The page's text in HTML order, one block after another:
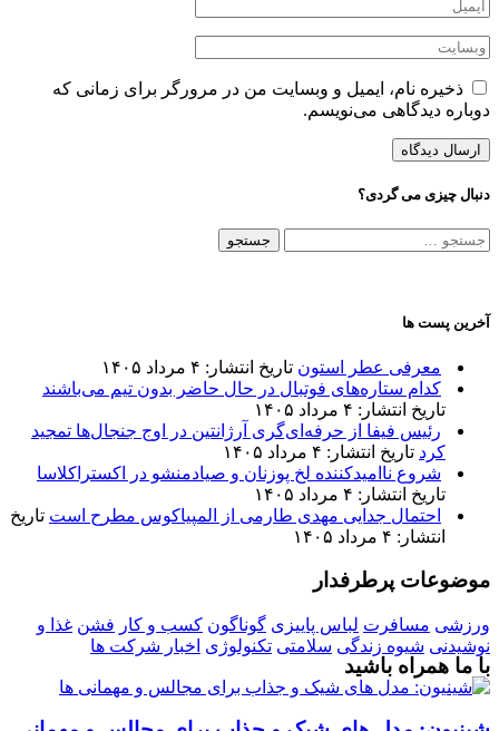
ذخیره نام، ایمیل و وبسایت من در مرورگر برای زمانی که
دوباره دیدگاهی می‌نویسم.
دنبال چیزی می گردی؟
جستجو
آخرین پست ها
معرفی عطر استون تاریخ انتشار: ۴ مرداد ۱۴۰۵
کدام ستاره‌های فوتبال در حال حاضر بدون تیم می‌باشند
تاریخ انتشار: ۴ مرداد ۱۴۰۵
رئیس فیفا از حرفه‌ای‌گری آرژانتین در اوج جنجال‌ها تمجید
کرد تاریخ انتشار: ۴ مرداد ۱۴۰۵
شروع ناامیدکننده لخ پوزنان و صیادمنشو در اکستراکلاسا
تاریخ انتشار: ۴ مرداد ۱۴۰۵
احتمال جدایی مهدی طارمی از المپیاکوس مطرح است تاریخ
انتشار: ۴ مرداد ۱۴۰۵
موضوعات پرطرفدار
ورزشی مسافرت لباس پاییزی گوناگون کسب و کار فشن غذا و
نوشیدنی شیوه زندگی سلامتی تکنولوژی اخبار شرکت ها
با ما همراه باشید